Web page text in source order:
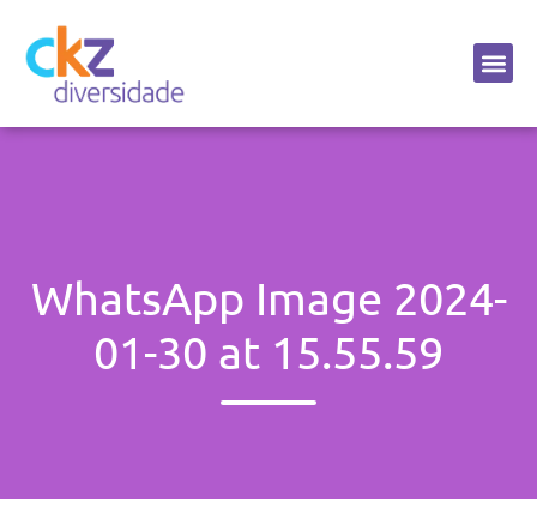
WhatsApp Image 2024-
01-30 at 15.55.59